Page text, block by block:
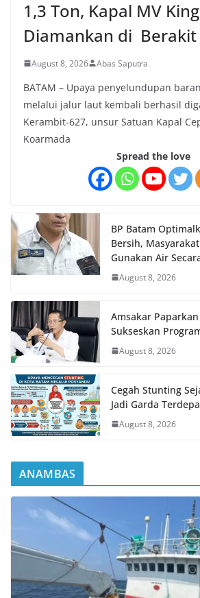
1,3 Ton, Kapal MV
Diamankan di
August 8, 2026 Abas Saputra
BATAM – Upaya penyelundupan
melalui jalur laut kembali berhasil
Kerambit-627, unsur Satuan Kapal
Koarmada
Spread the love
BP Batam
Bersih,
Gunakan Air
August 8, 2026
Amsakar
Sukseskan
August 8, 2026
Cegah Stunting
Jadi Garda
August 8, 2026
ANAMBAS